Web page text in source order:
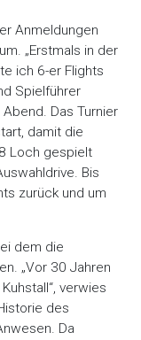
Anmeldungen
„Erstmals in der
ich 6-er Flights
Spielführer
Das Turnier
damit die
Loch gespielt
Bis
zurück und um
dem die
„Vor 30 Jahren
verwies
des
Da